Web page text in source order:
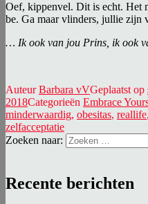
Oef, kippenvel. Dit is echt. Het
be. Ga maar vlinders, jullie zijn
… Ik ook van jou Prins, ik ook
AuteurBarbara vVGeplaatst op
2018Categorieën Embrace
minderwaardig, obesitas, reallife,
zelfacceptatie
Zoeken naar:
Recente berichten